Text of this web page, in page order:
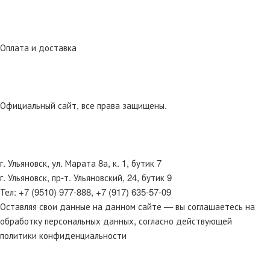
Оплата и доставка
Официальный сайт, все права защищены.
г. Ульяновск, ул. Марата 8а, к. 1, бутик 7
г. Ульяновск, пр-т. Ульяновский, 24, бутик 9
Тел: +7 (9510) 977-888, +7 (917) 635-57-09
Оставляя свои данные на данном сайте — вы соглашаетесь на
обработку персональных данных, согласно действующей
политики конфиденциальности